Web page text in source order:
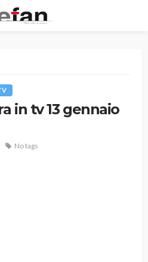
in tv 13 gennaio
No tags